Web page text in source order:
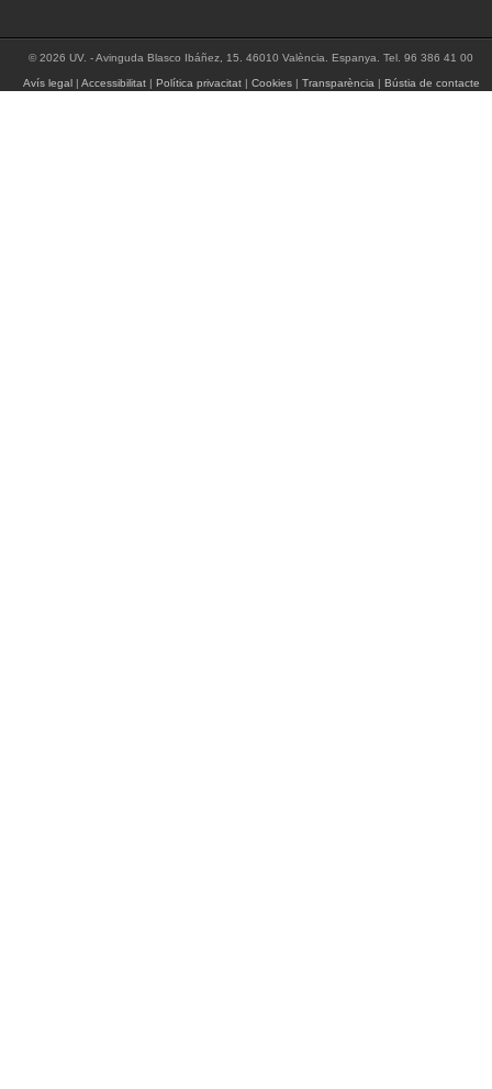
© 2026 UV. - Avinguda Blasco Ibáñez, 15. 46010 València. Espanya. Tel. 96 386 41 00
Avís legal Accessibilitat| Política privacitat| Cookies| Transparència| Bústia de contacte